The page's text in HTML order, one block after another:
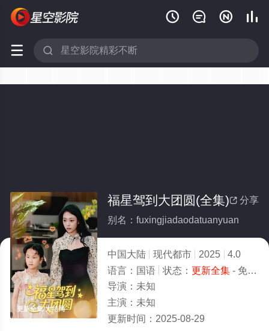
   
 
更新全集/大结局
 分享
福星驾到大团圆(全集)
别名：fuxingjiadaodatuanyuan
中国大陆 现代都市 2025
4.0
语言： 国语 状态： 更新全集- 免费观看
导演： 未知
主演： 未知
更新时间： 2025-08-29